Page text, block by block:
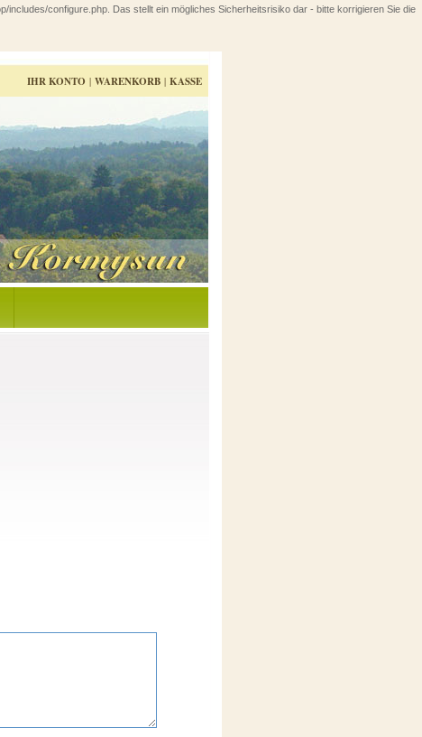
configure.php. Das stellt ein mögliches Sicherheitsrisiko dar - bitte korrigieren Sie die
IHR KONTO | WARENKORB | KASSE